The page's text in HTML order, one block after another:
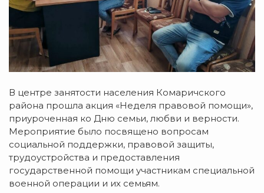
В центре занятости населения Комаричского
района прошла акция «Неделя правовой помощи»,
приуроченная ко Дню семьи, любви и верности.
Мероприятие было посвящено вопросам
социальной поддержки, правовой защиты,
трудоустройства и предоставления
государственной помощи участникам специальной
военной операции и их семьям.